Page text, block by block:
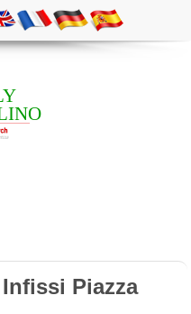
Piazza